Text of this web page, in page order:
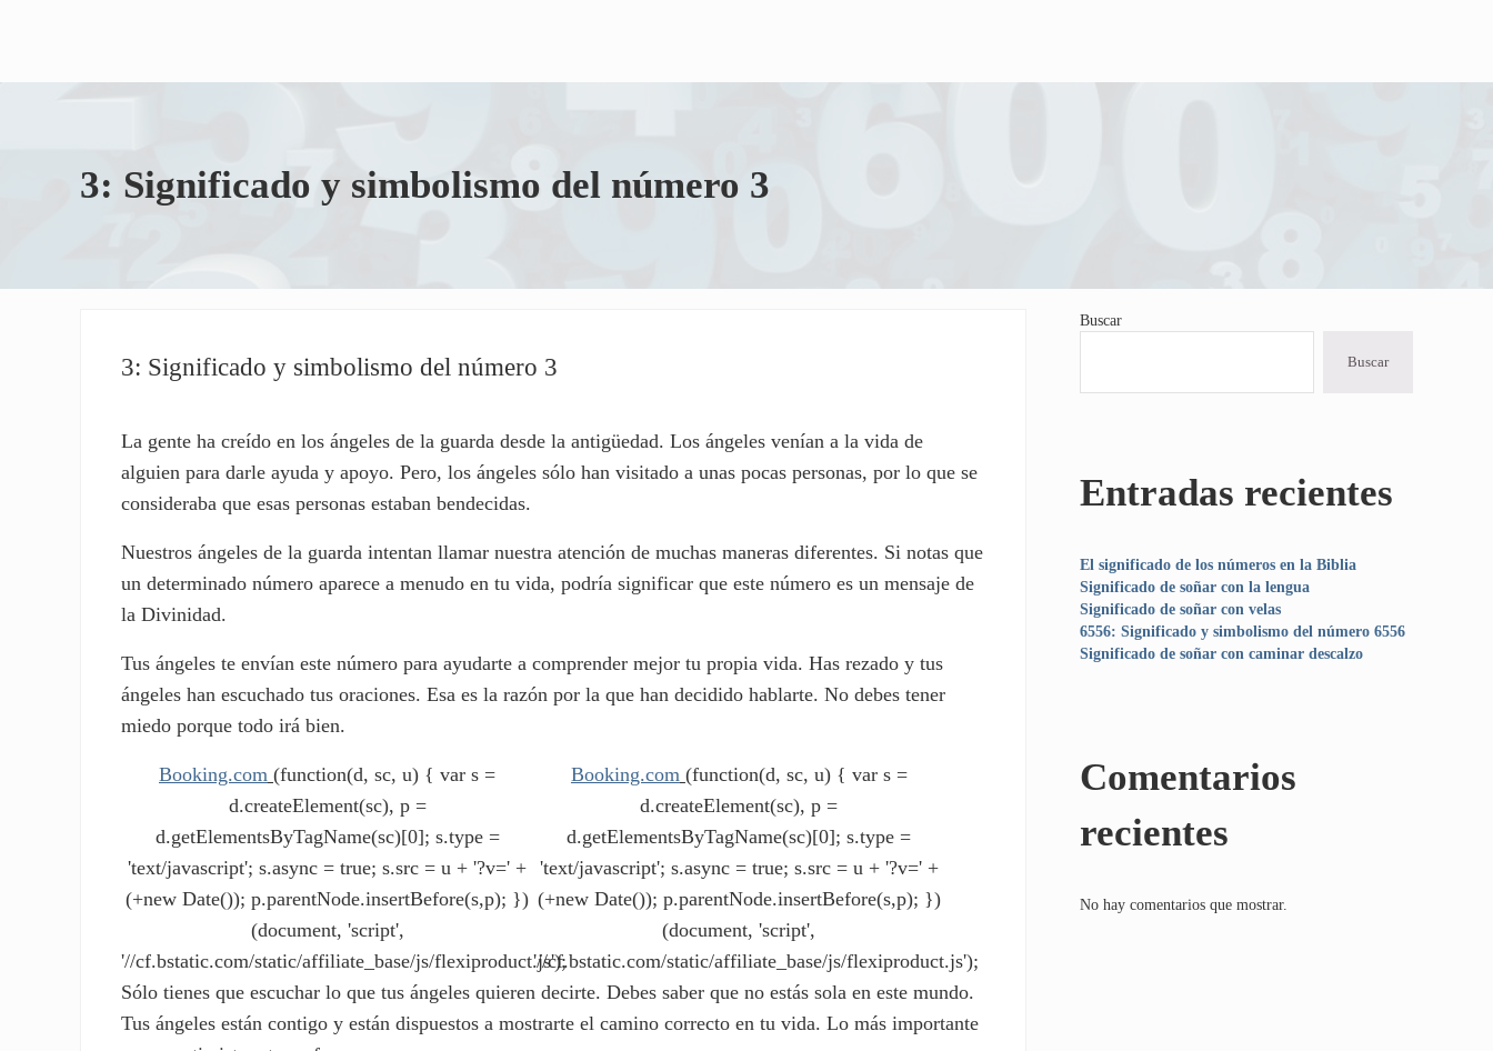
3: Significado y simbolismo del número 3
3: Significado y simbolismo del número 3
La gente ha creído en los ángeles de la guarda desde la antigüedad. Los ángeles venían a la vida de
alguien para darle ayuda y apoyo. Pero, los ángeles sólo han visitado a unas pocas personas, por lo que se
consideraba que esas personas estaban bendecidas.
Nuestros ángeles de la guarda intentan llamar nuestra atención de muchas maneras diferentes. Si notas que
un determinado número aparece a menudo en tu vida, podría significar que este número es un mensaje de
la Divinidad.
Tus ángeles te envían este número para ayudarte a comprender mejor tu propia vida. Has rezado y tus
ángeles han escuchado tus oraciones. Esa es la razón por la que han decidido hablarte. No debes tener
miedo porque todo irá bien.
Booking.com (function(d, sc, u) { var s =
d.createElement(sc), p =
d.getElementsByTagName(sc)[0]; s.type =
'text/javascript'; s.async = true; s.src = u + '?v=' +
(+new Date()); p.parentNode.insertBefore(s,p); })
(document, 'script',
'//cf.bstatic.com/static/affiliate_base/js/flexiproduct.js');
Booking.com (function(d, sc, u) { var s =
d.createElement(sc), p =
d.getElementsByTagName(sc)[0]; s.type =
'text/javascript'; s.async = true; s.src = u + '?v=' +
(+new Date()); p.parentNode.insertBefore(s,p); })
(document, 'script',
'//cf.bstatic.com/static/affiliate_base/js/flexiproduct.js');
Sólo tienes que escuchar lo que tus ángeles quieren decirte. Debes saber que no estás sola en este mundo.
Tus ángeles están contigo y están dispuestos a mostrarte el camino correcto en tu vida. Lo más importante
Sidebar
Buscar
Buscar
Entradas recientes
El significado de los números en la Biblia
Significado de soñar con la lengua
Significado de soñar con velas
6556: Significado y simbolismo del número 6556
Significado de soñar con caminar descalzo
Comentarios
recientes
No hay comentarios que mostrar.